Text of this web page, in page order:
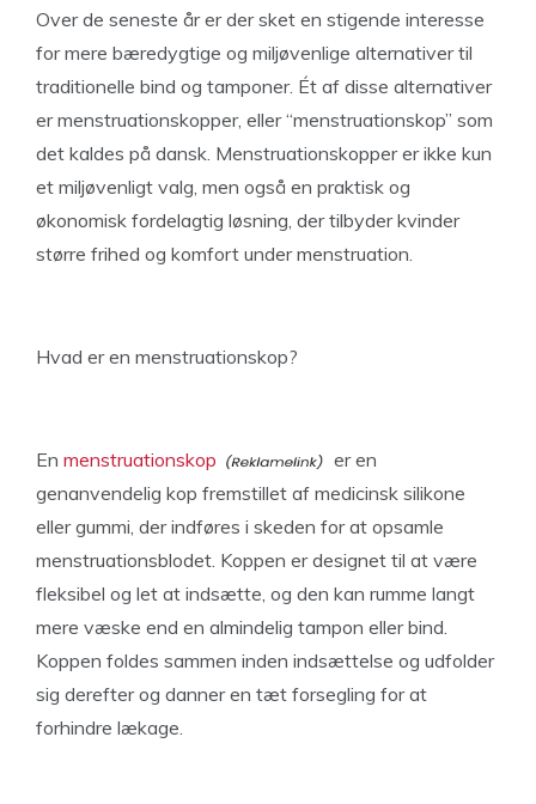
Over de seneste år er der sket en stigende interesse
for mere bæredygtige og miljøvenlige alternativer til
traditionelle bind og tamponer. Ét af disse alternativer
er menstruationskopper, eller “menstruationskop” som
det kaldes på dansk. Menstruationskopper er ikke kun
et miljøvenligt valg, men også en praktisk og
økonomisk fordelagtig løsning, der tilbyder kvinder
større frihed og komfort under menstruation.
Hvad er en menstruationskop?
En menstruationskop
er en
genanvendelig kop fremstillet af medicinsk silikone
eller gummi, der indføres i skeden for at opsamle
menstruationsblodet. Koppen er designet til at være
fleksibel og let at indsætte, og den kan rumme langt
mere væske end en almindelig tampon eller bind.
Koppen foldes sammen inden indsættelse og udfolder
sig derefter og danner en tæt forsegling for at
forhindre lækage.